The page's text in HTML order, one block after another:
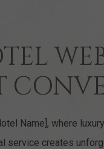
Name], where
service creates